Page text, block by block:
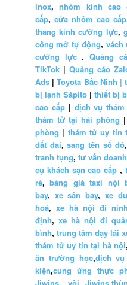
inox,nhôm kính cao
cấp, cửa nhôm cao cấp
thang kính cường lực,
công mở tự động, vách
cường lực. Quảng
TikTok | Quảng cáo
Ads |Toyota Bắc Ninh |
bị lạnh Sápito | thiết bị
cao cấp| dịch vụ
thám tử tại hải phòng |
phòng | thám tử uy tín
đất đai,sang tên sổ đỏ,
tranh tụng, tư vấn
cụ khách sạn cao cấp ,
rẻ,bảng giá taxi nội
bay, xe sân bay, xe
hoá, xe hà nội đi
định, xe hà nội đi
bình,trung tâm dạy lái
thám tử uy tín tại hà nội,
ăn trường học,dịch
kiện,cung ứng thực